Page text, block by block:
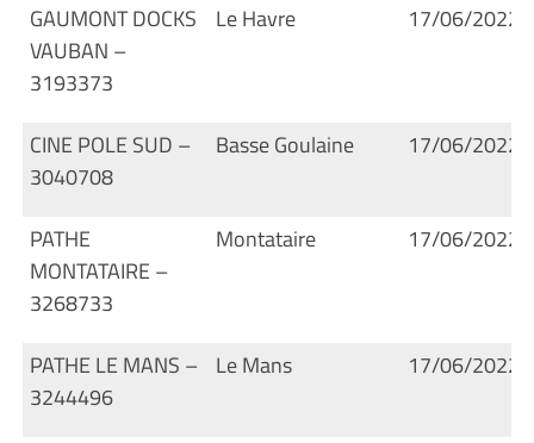
GAUMONT DOCKS
VAUBAN –
3193373
Le Havre 17/06/2022
CINE POLE SUD –
3040708
Basse Goulaine 17/06/2022
PATHE
MONTATAIRE –
3268733
Montataire 17/06/2022
PATHE LE MANS –
3244496
Le Mans 17/06/2022